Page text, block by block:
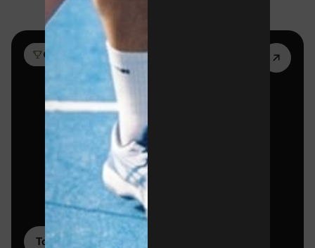
01
Torneos corporativos